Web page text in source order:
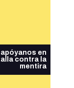
apóyanos en
contra la
mentira